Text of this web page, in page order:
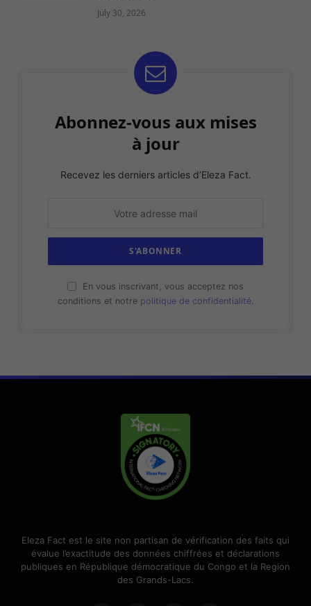
July 30, 2026
Abonnez-vous aux mises
à jour
Recevez les derniers articles d’Eleza Fact.
En vous inscrivant, vous acceptez nos
conditions et notre politique de confidentialité.
Eleza Fact est le site non partisan de vérification des faits qui
évalue l’exactitude des données chiffrées et déclarations
publiques en République démocratique du Congo et la Region
des Grands-Lacs.